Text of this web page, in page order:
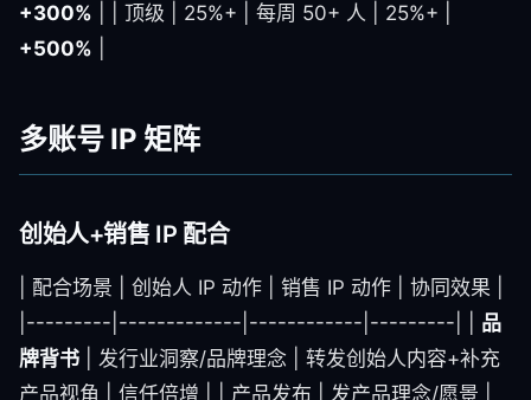
+300% | | 顶级 | 25%+ | 每周 50+ 人 | 25%+ |
+500%
多账号 IP 矩阵
创始人+销售 IP 配合
| 配合场景 | 创始人 IP 动作 | 销售 IP 动作 | 协同效果 |
|---------|-------------|------------|---------| | 品
牌背书 | 发行业洞察/品牌理念 | 转发创始人内容+补充
产品视角 | 信任倍增 | | 产品发布 | 发产品理念/愿景 |